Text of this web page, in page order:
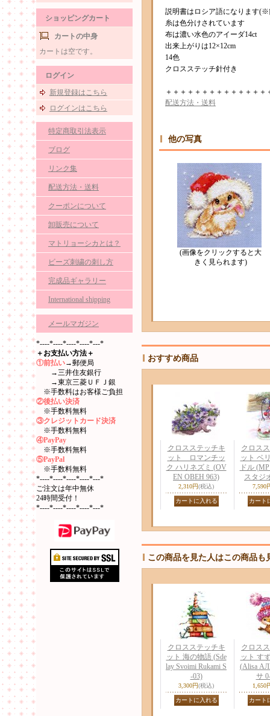
ショッピングカート
カートの中身
カートは空です。
ログイン
新規登録はこちら
ログインはこちら
特定商取引法表示
ブログ
リンク集
配送方法・送料
クーポンについて
卸販売について
マトリョーシカとは？
ビーズ刺繍の刺し方
完成品ギャラリー
International shipping
メールマガジン
*----*----*----*----*---*
＋お支払い方法＋
①前払い→郵便局
→三井住友銀行
→東京三菱ＵＦＪ銀
※手数料はお客様ご負担
②後払い決済
※手数料無料
③クレジットカード決済
※手数料無料
④PayPay
※手数料無料
⑤PayPal
※手数料無料
*----*----*----*----*---*
ご注文は年中無休
24時間受付！
*----*----*----*----*---*
説明書はロシア語になります
糸は色分けされています
布は濃い水色のアイーダ14ct
出来上がりは12×12cm
14色
クロスステッチ針付き
＋＋＋＋＋＋＋＋＋＋＋＋＋
配送方法・送料
他の写真
(画像をクリックすると大
きく見られます)
おすすめ商品
クロスステッチキ
ット ロマンチッ
ク ハリネズミ (OV
EN ОВЕН 963)
2,310円(税込)
クロス
ット ベ
ドル
スタジ
7,590
この商品を見た人はこの商品も
クロスステッチキ
ット 海の物語 (Sde
lay Svoimi Rukami S
-03)
3,300円(税込)
クロス
ット す
(Alisa
サ
1,650